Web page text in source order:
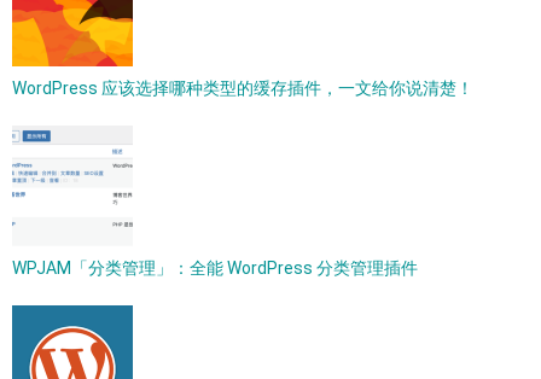
WordPress 应该选择哪种类型的缓存插件，一文给你说清楚！
WPJAM「分类管理」：全能 WordPress 分类管理插件